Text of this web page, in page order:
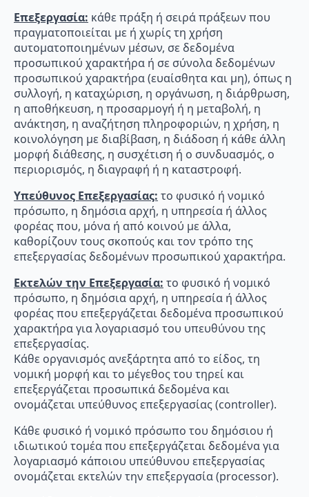
Επεξεργασία: κάθε πράξη ή σειρά πράξεων που
πραγματοποιείται με ή χωρίς τη χρήση
αυτοματοποιημένων μέσων, σε δεδομένα
προσωπικού χαρακτήρα ή σε σύνολα δεδομένων
προσωπικού χαρακτήρα (ευαίσθητα και μη), όπως η
συλλογή, η καταχώριση, η οργάνωση, η διάρθρωση,
η αποθήκευση, η προσαρμογή ή η μεταβολή, η
ανάκτηση, η αναζήτηση πληροφοριών, η χρήση, η
κοινολόγηση με διαβίβαση, η διάδοση ή κάθε άλλη
μορφή διάθεσης, η συσχέτιση ή ο συνδυασμός, ο
περιορισμός, η διαγραφή ή η καταστροφή.
Υπεύθυνος Επεξεργασίας: το φυσικό ή νομικό
πρόσωπο, η δημόσια αρχή, η υπηρεσία ή άλλος
φορέας που, μόνα ή από κοινού με άλλα,
καθορίζουν τους σκοπούς και τον τρόπο της
επεξεργασίας δεδομένων προσωπικού χαρακτήρα.
Εκτελών την Επεξεργασία: το φυσικό ή νομικό
πρόσωπο, η δημόσια αρχή, η υπηρεσία ή άλλος
φορέας που επεξεργάζεται δεδομένα προσωπικού
χαρακτήρα για λογαριασμό του υπευθύνου της
επεξεργασίας.
Κάθε οργανισμός ανεξάρτητα από το είδος, τη
νομική μορφή και το μέγεθος του τηρεί και
επεξεργάζεται προσωπικά δεδομένα και
ονομάζεται υπεύθυνος επεξεργασίας (controller).
Κάθε φυσικό ή νομικό πρόσωπο του δημόσιου ή
ιδιωτικού τομέα που επεξεργάζεται δεδομένα για
λογαριασμό κάποιου υπεύθυνου επεξεργασίας
ονομάζεται εκτελών την επεξεργασία (processor).